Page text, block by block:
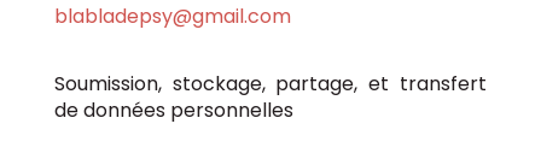
blabladepsy@gmail.com
Soumission, stockage, partage, et transfert
de données personnelles